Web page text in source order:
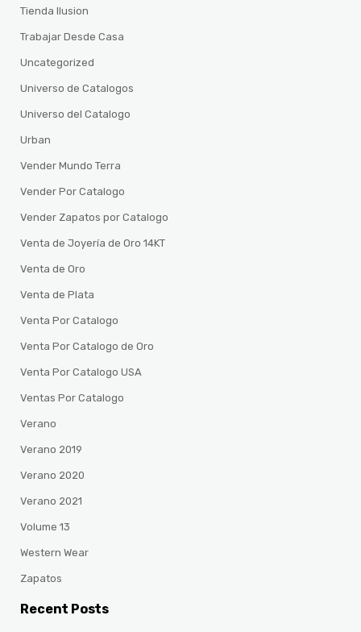
Tienda Ilusion
Trabajar Desde Casa
Uncategorized
Universo de Catalogos
Universo del Catalogo
Urban
Vender Mundo Terra
Vender Por Catalogo
Vender Zapatos por Catalogo
Venta de Joyería de Oro 14KT
Venta de Oro
Venta de Plata
Venta Por Catalogo
Venta Por Catalogo de Oro
Venta Por Catalogo USA
Ventas Por Catalogo
Verano
Verano 2019
Verano 2020
Verano 2021
Volume 13
Western Wear
Zapatos
Recent Posts